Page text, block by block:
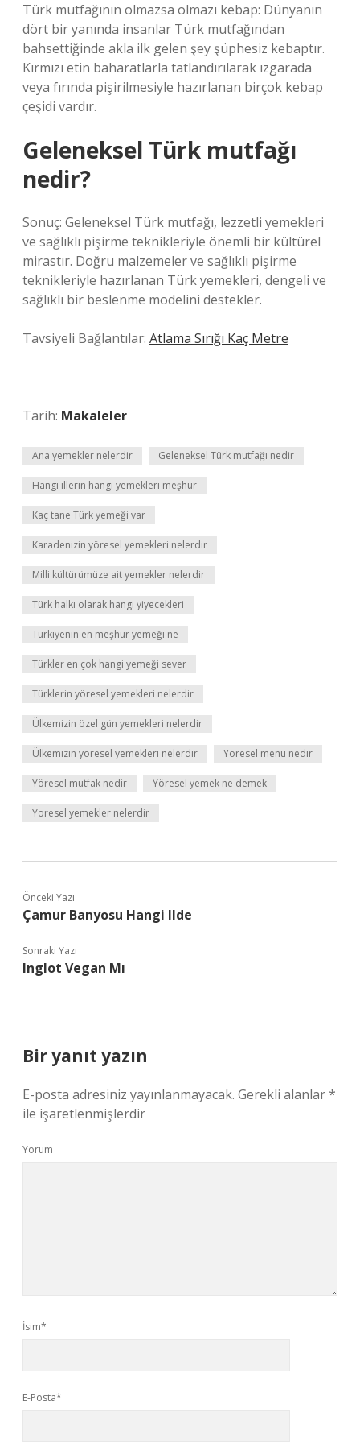
Türk mutfağının olmazsa olmazı kebap: Dünyanın
dört bir yanında insanlar Türk mutfağından
bahsettiğinde akla ilk gelen şey şüphesiz kebaptır.
Kırmızı etin baharatlarla tatlandırılarak ızgarada
veya fırında pişirilmesiyle hazırlanan birçok kebap
çeşidi vardır.
Geleneksel Türk mutfağı
nedir?
Sonuç: Geleneksel Türk mutfağı, lezzetli yemekleri
ve sağlıklı pişirme teknikleriyle önemli bir kültürel
mirastır. Doğru malzemeler ve sağlıklı pişirme
teknikleriyle hazırlanan Türk yemekleri, dengeli ve
sağlıklı bir beslenme modelini destekler.
Tavsiyeli Bağlantılar: Atlama Sırığı Kaç Metre
Tarih: Makaleler
Ana yemekler nelerdir Geleneksel Türk mutfağı nedir
Hangi illerin hangi yemekleri meşhur
Kaç tane Türk yemeği var
Karadenizin yöresel yemekleri nelerdir
Milli kültürümüze ait yemekler nelerdir
Türk halkı olarak hangi yiyecekleri
Türkiyenin en meşhur yemeği ne
Türkler en çok hangi yemeği sever
Türklerin yöresel yemekleri nelerdir
Ülkemizin özel gün yemekleri nelerdir
Ülkemizin yöresel yemekleri nelerdir Yöresel menü nedir
Yöresel mutfak nedir Yöresel yemek ne demek
Yoresel yemekler nelerdir
Önceki Yazı
Çamur Banyosu Hangi Ilde
Sonraki Yazı
Inglot Vegan Mı
Bir yanıt yazın
E-posta adresiniz yayınlanmayacak. Gerekli alanlar*
ile işaretlenmişlerdir
Yorum
İsim*
E-Posta*